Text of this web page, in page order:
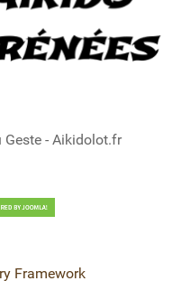
- Aikidolot.fr
Framework